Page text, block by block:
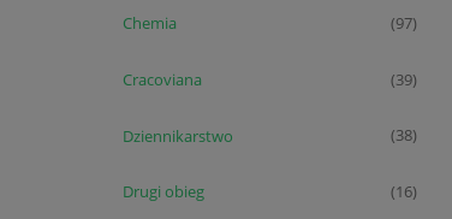
Chemia (97)
Cracoviana (39)
Dziennikarstwo (38)
Drugi obieg (16)